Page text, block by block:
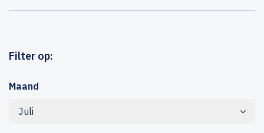
Filter op:
Maand
Juli